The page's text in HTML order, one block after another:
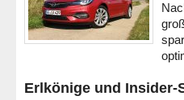
Erlkönige und Insider-